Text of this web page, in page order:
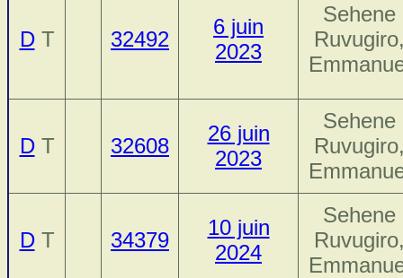
DT 32492
6 juin
2023
Sehene
DT 32608
26 juin
2023
Sehene
DT 34379
10 juin
2024
Sehene